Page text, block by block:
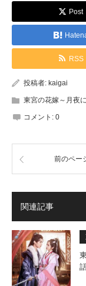
Post
RSS
投稿者: kaigai
東宮の花嫁～月夜
コメント: 0
前のペー
関連記事